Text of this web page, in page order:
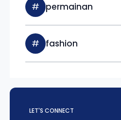
# permainan
# fashion
LET'S CONNECT